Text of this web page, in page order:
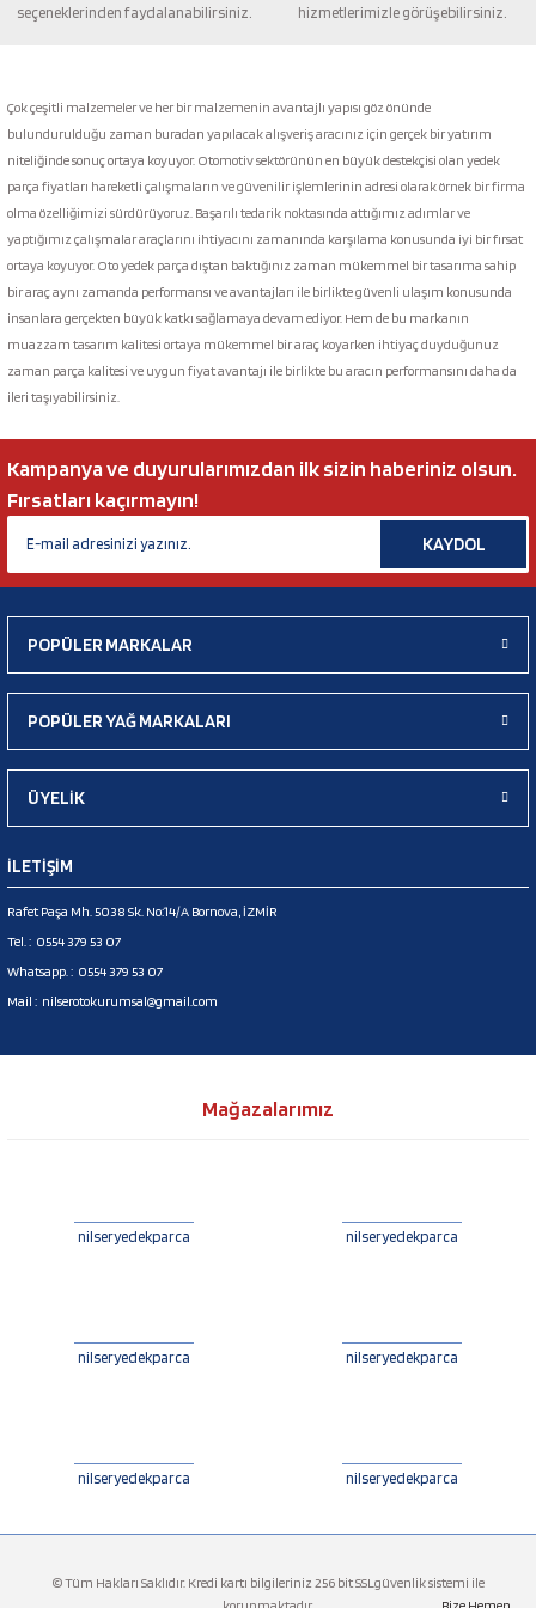
Gönder
seçeneklerinden faydalanabilirsiniz.
hizmetlerimizle görüşebilirsiniz.
Çok çeşitli malzemeler ve her bir malzemenin avantajlı yapısı göz önünde
bulundurulduğu zaman buradan yapılacak alışveriş aracınız için gerçek bir yatırım
niteliğinde sonuç ortaya koyuyor. Otomotiv sektörünün en büyük destekçisi olan yedek
parça fiyatları hareketli çalışmaların ve güvenilir işlemlerinin adresi olarak örnek bir firma
olma özelliğimizi sürdürüyoruz. Başarılı tedarik noktasında attığımız adımlar ve
yaptığımız çalışmalar araçlarını ihtiyacını zamanında karşılama konusunda iyi bir fırsat
ortaya koyuyor. Oto yedek parça dıştan baktığınız zaman mükemmel bir tasarıma sahip
bir araç aynı zamanda performansı ve avantajları ile birlikte güvenli ulaşım konusunda
insanlara gerçekten büyük katkı sağlamaya devam ediyor. Hem de bu markanın
muazzam tasarım kalitesi ortaya mükemmel bir araç koyarken ihtiyaç duyduğunuz
zaman parça kalitesi ve uygun fiyat avantajı ile birlikte bu aracın performansını daha da
ileri taşıyabilirsiniz.
Kampanya ve duyurularımızdan ilk sizin haberiniz olsun.
Fırsatları kaçırmayın!
KAYDOL
POPÜLER MARKALAR
POPÜLER YAĞ MARKALARI
ÜYELİK
İLETİŞİM
Rafet Paşa Mh. 5038 Sk. No:14/A Bornova, İZMİR
Tel. : 0554 379 53 07
Whatsapp. : 0554 379 53 07
Mail : nilserotokurumsal@gmail.com
Mağazalarımız
nilseryedekparca nilseryedekparca
nilseryedekparca nilseryedekparca
nilseryedekparca nilseryedekparca
© Tüm Hakları Saklıdır. Kredi kartı bilgileriniz 256 bit SSLgüvenlik sistemi ile